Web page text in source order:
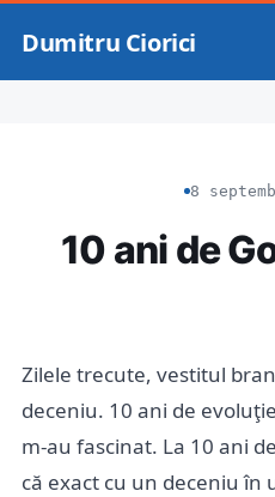
Dumitru Ciorici
8
10 ani de
Zilele trecute, vestitul
deceniu. 10 ani de
m-au fascinat. La 10 ani
că exact cu un deceniu în